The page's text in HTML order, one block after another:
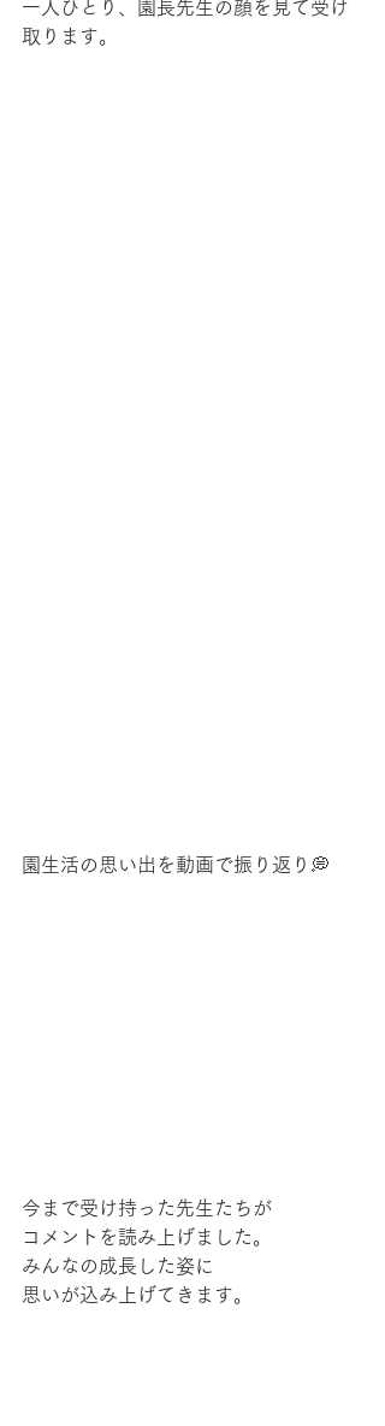
一人ひとり、園長先生の顔を見て受け
取ります。
園生活の思い出を動画で振り返り💭
今まで受け持った先生たちが
コメントを読み上げました。
みんなの成長した姿に
思いが込み上げてきます。